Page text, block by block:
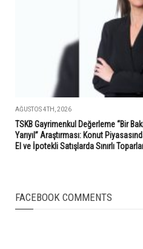
AĞUSTOS 4TH, 2026
TSKB Gayrimenkul Değerleme “Bir
Yarıyıl” Araştırması: Konut
El ve İpotekli Satışlarda Sınırlı
FACEBOOK COMMENTS